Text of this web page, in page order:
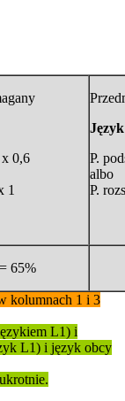
0,6
1
P.
albo
P.
65%
kolumnach 1 i 3
L1) i
L1) i język obcy